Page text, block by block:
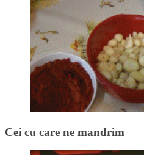
Cei cu care ne mandrim